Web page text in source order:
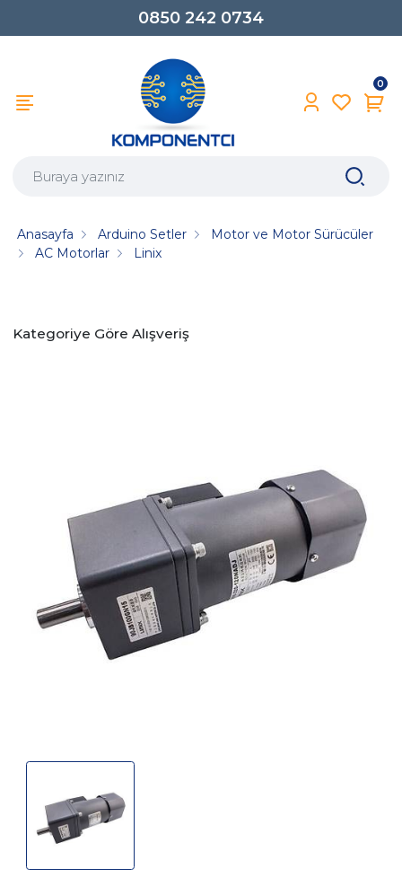
0850 242 0734
0
Anasayfa Arduino Setler
Motor ve Motor Sürücüler
AC Motorlar
Linix
Kategoriye Göre Alışveriş